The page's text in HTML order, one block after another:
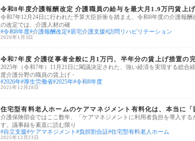
令和8年度介護報酬改定 介護職員の給与を最大月1.9万円賃上
令和7年12月24日に行われた予算大臣折衝を踏まえ、令和8年度の介護報
の改定では、介護人材の確
令和8年度 介護報酬改定 居宅介護支援 訪問リハビリテーション
2026年1月3日
令和7年度 介護従事者全般に月1万円、半年分の賃上げ措置の
2025年（令和7年）11月21日に閣議決定された、強い経済を実現する総合
度介護分野の職員の賃上げ・
2026年 厚生労働省 2025年 令和8年度
2025年12月28日
住宅型有料老人ホームのケアマネジメント有料化は、本当に
介護保険部会ではここ数年、「ケアマネジメントに利用者負担を導入する
す。議事録を素直に読む限り
自立支援 ケアマネジメント 負担割合証 住宅型有料老人ホーム
2025年12月23日